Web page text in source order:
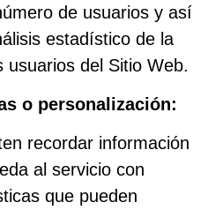
de usuarios y así
estadístico de la
usuarios del Sitio Web.
o personalización:
recordar información
al servicio con
que pueden